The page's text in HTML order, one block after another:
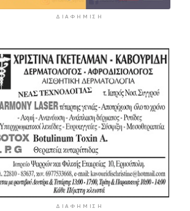
ΔΙΑΦΉΜΙΣΗ
ΔΙΑΦΉΜΙΣΗ